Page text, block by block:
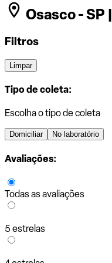
Osasco - SP |
Filtros
Limpar
Tipo de coleta:
Escolha o tipo de coleta
Domiciliar No laboratório
Avaliações:
Todas as avaliações
5 estrelas